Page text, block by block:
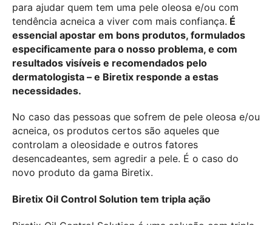
para ajudar quem tem uma pele oleosa e/ou com
tendência acneica a viver com mais confiança. É
essencial apostar em bons produtos, formulados
especificamente para o nosso problema, e com
resultados visíveis e recomendados pelo
dermatologista – e Biretix responde a estas
necessidades.
No caso das pessoas que sofrem de pele oleosa e/ou
acneica, os produtos certos são aqueles que
controlam a oleosidade e outros fatores
desencadeantes, sem agredir a pele. É o caso do
novo produto da gama Biretix.
Biretix Oil Control Solution tem tripla ação